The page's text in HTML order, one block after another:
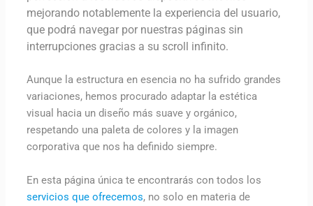
mejorando notablemente la experiencia del usuario,
que podrá navegar por nuestras páginas sin
interrupciones gracias a su scroll infinito.
Aunque la estructura en esencia no ha sufrido grandes
variaciones, hemos procurado adaptar la estética
visual hacia un diseño más suave y orgánico,
respetando una paleta de colores y la imagen
corporativa que nos ha definido siempre.
En esta página única te encontrarás con todos los
servicios que ofrecemos, no solo en materia de